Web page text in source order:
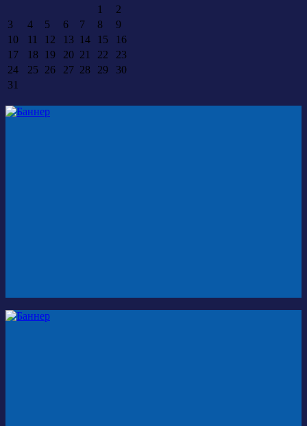
1
2
3
4 5 6 7 8
9
10
11 12 13 14 15
16
17
18 19 20 21 22
23
24
25 26 27 28 29
30
31